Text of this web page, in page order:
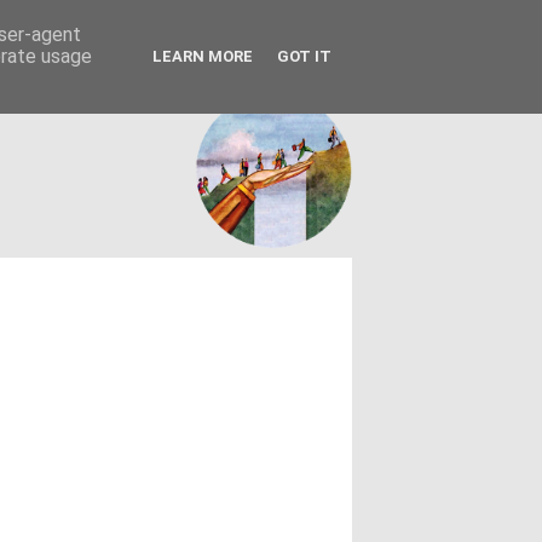
FACEBOOK
θεσμών - κοινωνίας
agent
usage
LEARN MORE GOT IT